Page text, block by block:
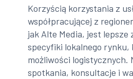
Korzyścią korzystania z
współpracującej z
jak Alte Media, jest lepsze
specyfiki lokalnego rynku,
możliwości logistycznych.
spotkania, konsultacje i